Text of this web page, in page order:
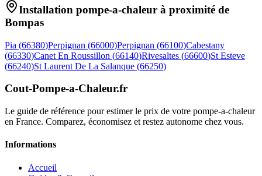
Installation pompe-a-chaleur à proximité de
Bompas
Pia (66380)Perpignan (66000)Perpignan (66100)Cabestany
(66330)Canet En Roussillon (66140)Rivesaltes (66600)St Esteve
(66240)St Laurent De La Salanque (66250)
Cout-Pompe-a-Chaleur.fr
Le guide de référence pour estimer le prix de votre pompe-a-chaleur
en France. Comparez, économisez et restez autonome chez vous.
Informations
Accueil